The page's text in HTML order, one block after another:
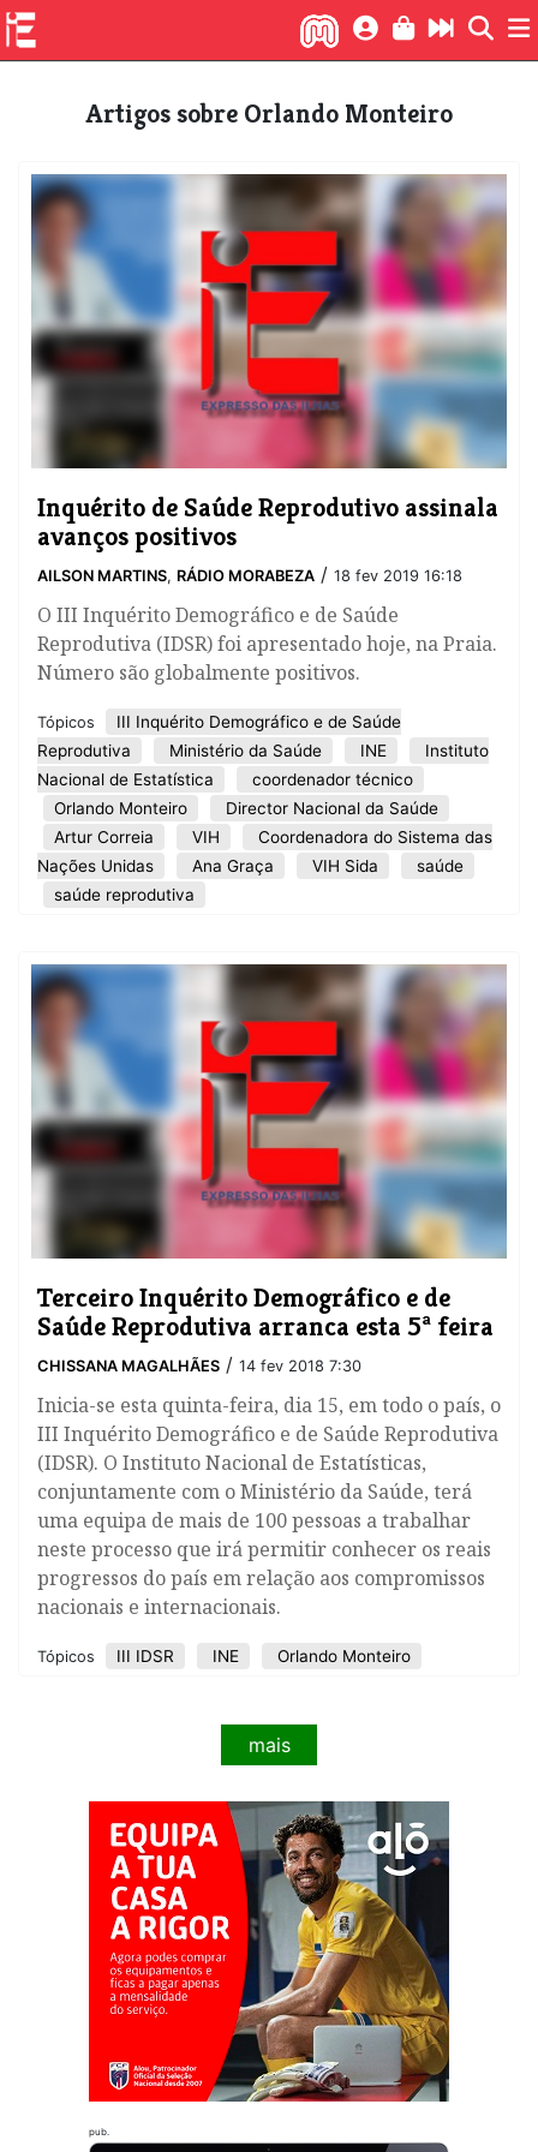
Artigos sobre Orlando Monteiro
Inquérito de Saúde Reprodutivo assinala
avanços positivos
AILSON MARTINS, RÁDIO MORABEZA / 18 fev 2019 16:18
O III Inquérito Demográfico e de Saúde
Reprodutiva (IDSR) foi apresentado hoje, na Praia.
Número são globalmente positivos.
Tópicos
III Inquérito Demográfico e de Saúde
Reprodutiva
Ministério da Saúde INE
Instituto
Nacional de Estatística
coordenador técnico
Orlando Monteiro
Director Nacional da Saúde
Artur Correia
VIH
Coordenadora do Sistema das
Nações Unidas
Ana Graça VIH Sida
saúde
saúde reprodutiva
Terceiro Inquérito Demográfico e de
Saúde Reprodutiva arranca esta 5ª feira
CHISSANA MAGALHÃES / 14 fev 2018 7:30
Inicia-se esta quinta-feira, dia 15, em todo o país, o
III Inquérito Demográfico e de Saúde Reprodutiva
(IDSR). O Instituto Nacional de Estatísticas,
conjuntamente com o Ministério da Saúde, terá
uma equipa de mais de 100 pessoas a trabalhar
neste processo que irá permitir conhecer os reais
progressos do país em relação aos compromissos
nacionais e internacionais.
Tópicos III IDSR INE Orlando Monteiro
mais
pub.